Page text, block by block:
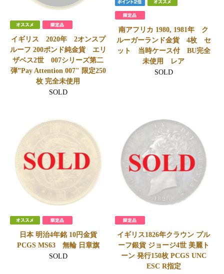
イギリス 2020年 2オンスプ
ルーフ 200ポンド純金貨 エリ
ザベス2世 007シリーズ第二
弾”Pay Attention 007" 限定250
枚 完全未使用
SOLD
南アフリカ 1980, 1981年 ク
ルーガーランド金貨 4枚 セ
ット 当時ケース付 BU完全
未使用 レア
SOLD
日本 明治4年銘 10円金貨
PCGS MS63 無輪 日章旗
SOLD
イギリス1826年クラウン プル
ーフ銀貨 ジョージ4世 美麗ト
ーン 発行150枚 PCGS UNC
ESC R指定